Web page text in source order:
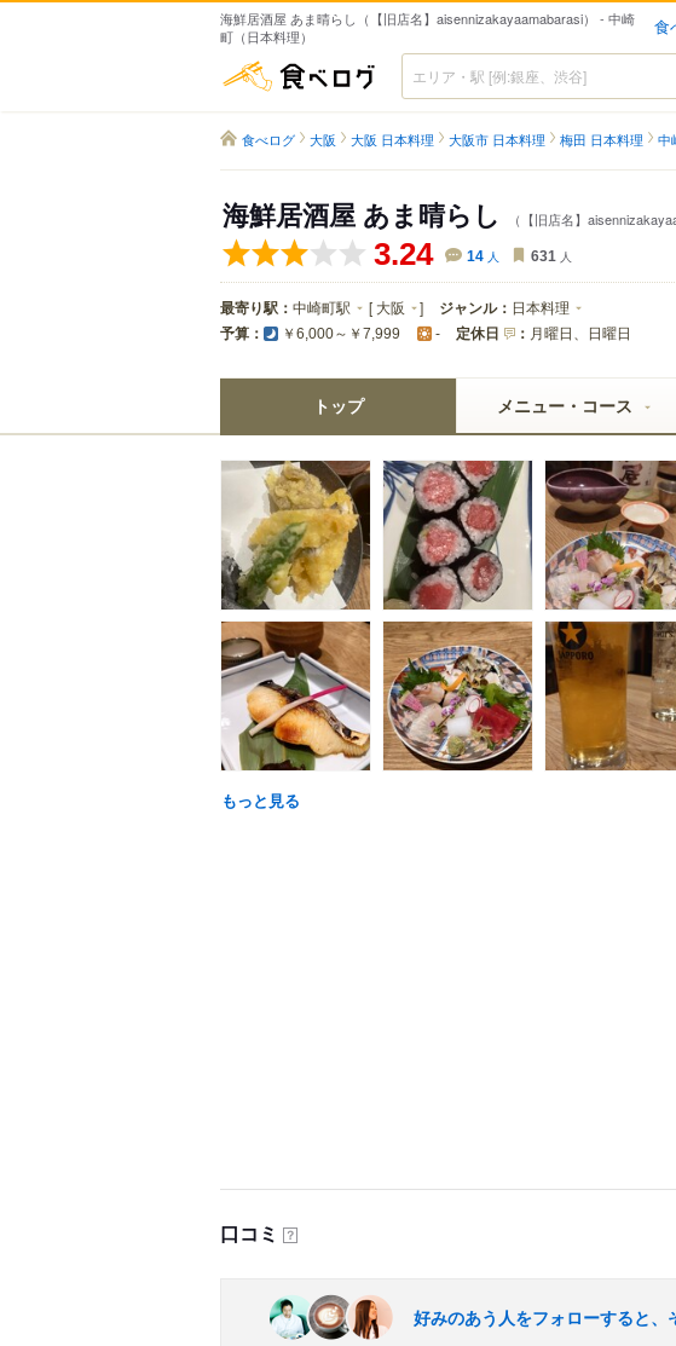
海鮮居酒屋 あま晴らし（【旧店名】aisennizakayaamabarasi） - 中崎
町（日本料理）
食
食べログ
食べログ 大阪 大阪 日本料理 大阪市 日本料理 梅田 日本料理 中
海鮮居酒屋 あま晴らし （【旧店名】
3.24 14 人 631 人
最寄り駅： 中崎町駅 [ 大阪 ] ジャンル： 日本料理
予算： ￥6,000～￥7,999 - 定休日 ： 月曜日、日曜日
トップ メニュー・コース
もっと見る
口コミ ？
好みのあう人をフォローすると、